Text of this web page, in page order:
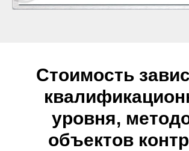
Стоимость
уровня,
объектов